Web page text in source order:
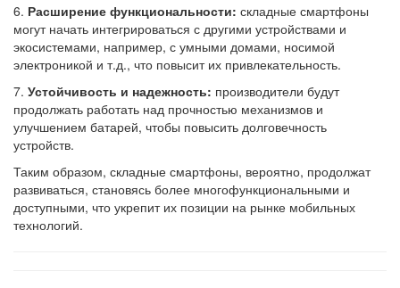
6. Расширение функциональности: складные смартфоны
могут начать интегрироваться с другими устройствами и
экосистемами, например, с умными домами, носимой
электроникой и т.д., что повысит их привлекательность.
7. Устойчивость и надежность: производители будут
продолжать работать над прочностью механизмов и
улучшением батарей, чтобы повысить долговечность
устройств.
Таким образом, складные смартфоны, вероятно, продолжат
развиваться, становясь более многофункциональными и
доступными, что укрепит их позиции на рынке мобильных
технологий.